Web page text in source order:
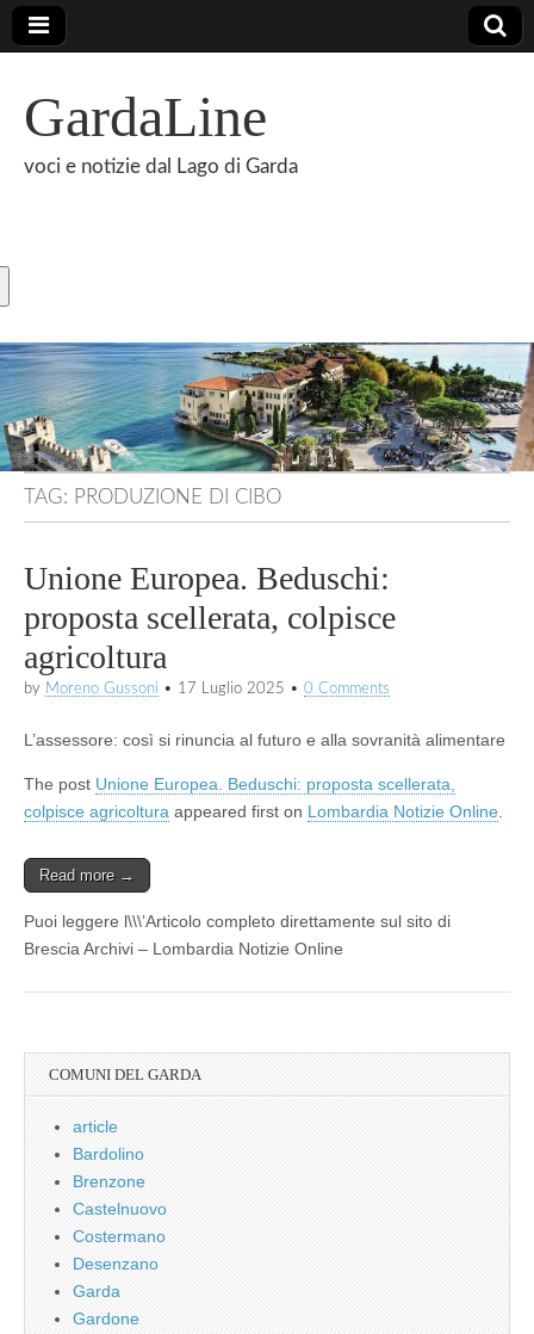
GardaLine
voci e notizie dal Lago di Garda
TAG: PRODUZIONE DI CIBO
Unione Europea. Beduschi:
proposta scellerata, colpisce
agricoltura
by Moreno Gussoni • 17 Luglio 2025 • 0 Comments
L’assessore: così si rinuncia al futuro e alla sovranità alimentare
The post Unione Europea. Beduschi: proposta scellerata,
colpisce agricoltura appeared first on Lombardia Notizie Online
Read more →
Puoi leggere l\\\’Articolo completo direttamente sul sito di
Brescia Archivi – Lombardia Notizie Online
COMUNI DEL GARDA
article
Bardolino
Brenzone
Castelnuovo
Costermano
Desenzano
Garda
Gardone